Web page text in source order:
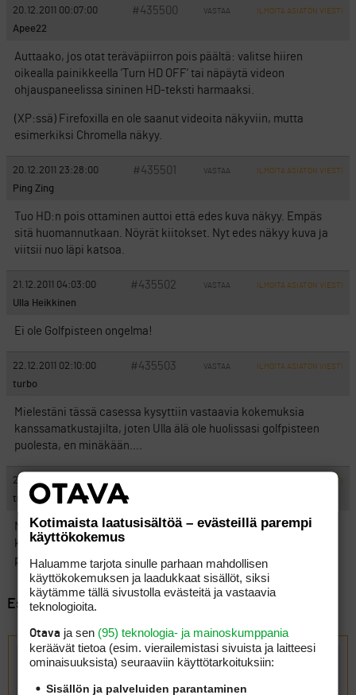
20.12.2011 00:07:00 #435500 VASTAA ILMOITA ASIATON VIESTI
Apee22
Auttaako, jos otat teräväpiirron pois päältä: valitse hiiren
oikealla painikkeella ’Turn HD OFF’ tai näpäytä videon
ohjauspaneelissa sininen HD-teksti harmaaksi.
(XP:ssä) Firefoxilla en ole saanut videoita näkyviin, mutta
esimerkiksi Chromella näkyy.
20.12.2011 23:28:00 #435501 VASTAA ILMOITA ASIATON VIESTI
Ping Zing
Tuo HD:n pois ottaminen auttoi että edes kuva näkyy. Empäs
sitä huomannutkaan. Nöyrät kiitokset. Nyt edes näkyy kuva ja
viitsii nuo läpi katsoa.
21.12.2011 04:03:00 #435502 VASTAA ILMOITA ASIATON VIESTI
Ulla Heikkinen
Ei ole Golfpisteen ongelma!
22.12.2011 02:10:00 #435503 VASTAA ILMOITA ASIATON VIESTI
turbo
Mielestäni tässä casessa kysyttiin vastaavia kokemuksia
kanssamatkustajilta, joten Ulla älä ole huolissasi golfpisteen
puolesta, en minäkään….
22.12.2011 02:10:00 ILMOITA ASIATON VIESTI
turbo
Mielestäni tässä casessa kysyttiin vastaavia kokemuksia
kanssamatkustajilta, joten Ulla älä ole huolissasi golfpisteen
puolesta, en minäkään….
Esillä 7 viestiä, 1 - 7 (kaikkiaan 7)
Vastaa aiheeseen: Golfpisteen videoiden toiminta
Kotimaista laatusisältöä – evästeillä parempi
käyttökokemus
Haluamme tarjota sinulle parhaan mahdollisen
käyttökokemuksen ja laadukkaat sisällöt, siksi
käytämme tällä sivustolla evästeitä ja vastaavia
teknologioita.
Otava ja sen (95) teknologia- ja mainoskumppania
keräävät tietoa (esim. vierailemis­tasi sivuista ja laitteesi
ominaisuuk­sista) seuraaviin käyttötarkoituksiin:
Sisällön ja palveluiden parantaminen